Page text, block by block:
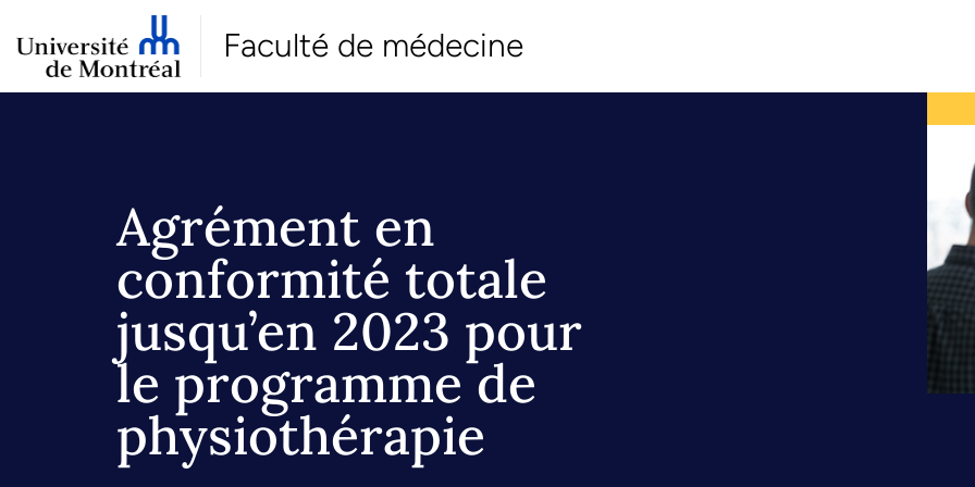
Faculté de médecine
Agrément en
conformité totale
jusqu’en 2023 pour
le programme de
physiothérapie